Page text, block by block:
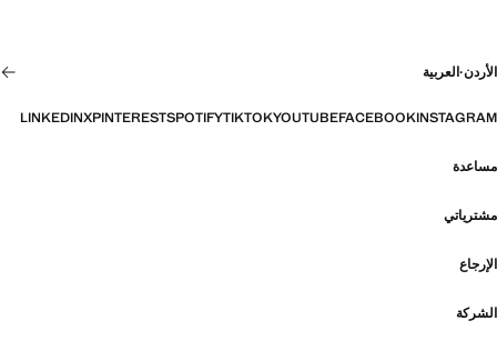
الأردن·العربية
INSTAGRAM
FACEBOOK
YOUTUBE
TIKTOK
SPOTIFY
PINTEREST
X
LINKEDIN
مساعدة
مشترياتي
الإرجاع
الشركة